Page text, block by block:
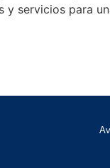
servicios para